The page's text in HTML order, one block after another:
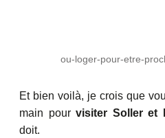
ou-loger-pour-etre-
Et bien voilà, je crois que
main pourvisiter Soller et
doit.